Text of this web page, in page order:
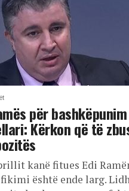
për
Kërkon që të
kanë fitues Edi
është ende larg.